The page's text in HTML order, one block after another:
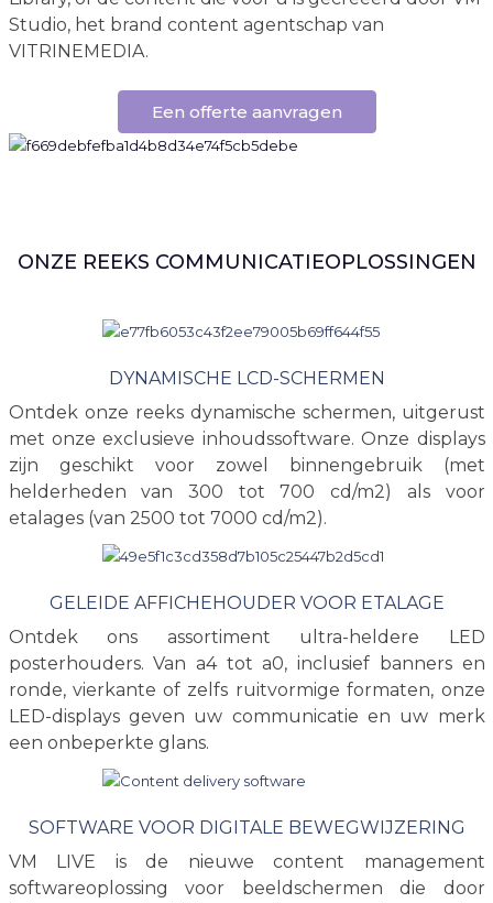
Studio, het brand content agentschap van
VITRINEMEDIA.
Een offerte aanvragen
ONZE REEKS COMMUNICATIEOPLOSSINGEN
DYNAMISCHE LCD-SCHERMEN
Ontdek onze reeks dynamische schermen, uitgerust
met onze exclusieve inhoudssoftware. Onze displays
zijn geschikt voor zowel binnengebruik (met
helderheden van 300 tot 700 cd/m2) als voor
etalages (van 2500 tot 7000 cd/m2).
GELEIDE AFFICHEHOUDER VOOR ETALAGE
Ontdek ons assortiment ultra-heldere LED
posterhouders. Van a4 tot a0, inclusief banners en
ronde, vierkante of zelfs ruitvormige formaten, onze
LED-displays geven uw communicatie en uw merk
een onbeperkte glans.
SOFTWARE VOOR DIGITALE BEWEGWIJZERING
VM LIVE is de nieuwe content management
softwareoplossing voor beeldschermen die door